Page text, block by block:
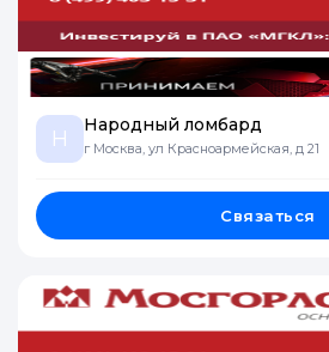
Н
Народный ломбард
г Москва, ул Красноармейская, д 21
Связаться